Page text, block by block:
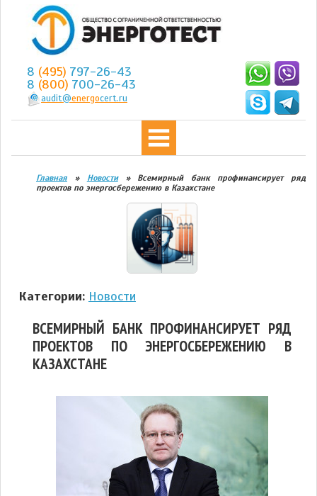
8 (495) 797-26-43
8 (800) 700-26-43
audit@energocert.ru
Главная » Новости» Всемирный банк профинансирует ряд
проектов по энергосбережению в Казахстане
Категории: Новости
ВСЕМИРНЫЙ БАНК ПРОФИНАНСИРУЕТ РЯД
ПРОЕКТОВ ПО ЭНЕРГОСБЕРЕЖЕНИЮ В
КАЗАХСТАНЕ